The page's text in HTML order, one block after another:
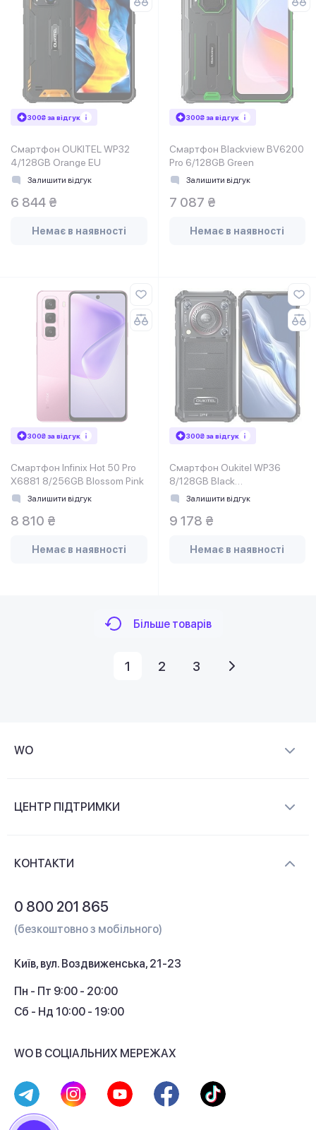
300₴ за відгук
Смартфон OUKITEL WP32
4/128GB Orange EU
Залишити відгук
6 844 ₴
Немає в наявності
300₴ за відгук
Смартфон Blackview BV6200
Pro 6/128GB Green
Залишити відгук
7 087 ₴
Немає в наявності
300₴ за відгук
Смартфон Infinix Hot 50 Pro
X6881 8/256GB Blossom Pink
Залишити відгук
8 810 ₴
Немає в наявності
300₴ за відгук
Смартфон Oukitel WP36
8/128GB Black
(6931940743563)
Залишити відгук
9 178 ₴
Немає в наявності
Більше товарів
1 2 3
WO
Контакти
ЦЕНТР ПІДТРИМКИ
Кешбек
КОНТАКТИ
0 800 201 865
(безкоштовно з мобільного)
Київ, вул. Воздвиженська, 21-23
Пн - Пт 9:00 - 20:00
Сб - Нд 10:00 - 19:00
WO В СОЦІАЛЬНИХ МЕРЕЖАХ